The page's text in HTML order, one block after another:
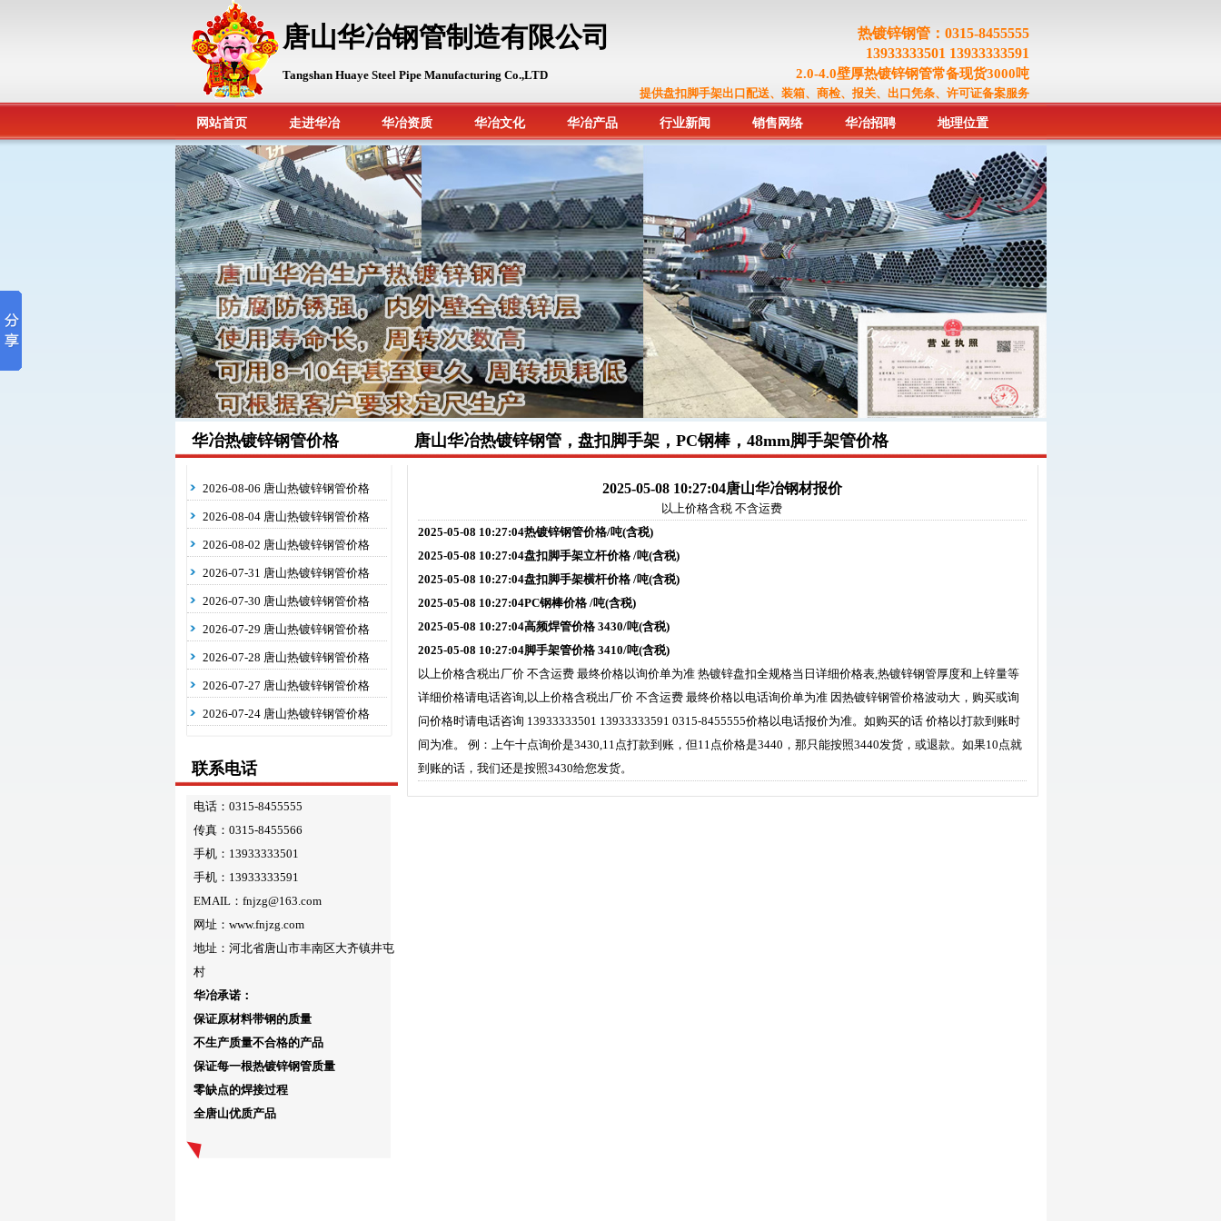
唐山华冶钢管制造有限公司
Tangshan Huaye Steel Pipe Manufacturing Co.,LTD
热镀锌钢管：0315-8455555
13933333501 13933333591
2.0-4.0壁厚热镀锌钢管常备现货3000吨
提供盘扣脚手架出口配送、装箱、商检、报关、出口凭条、许可证备案服务
网站首页 走进华冶 华冶资质 华冶文化 华冶产品 行业新闻 销售网络 华冶招聘 地理位置
华冶热镀锌钢管价格
2026-08-06 唐山热镀锌钢管价格
2026-08-04 唐山热镀锌钢管价格
2026-08-02 唐山热镀锌钢管价格
2026-07-31 唐山热镀锌钢管价格
2026-07-30 唐山热镀锌钢管价格
2026-07-29 唐山热镀锌钢管价格
2026-07-28 唐山热镀锌钢管价格
2026-07-27 唐山热镀锌钢管价格
2026-07-24 唐山热镀锌钢管价格
联系电话
电话：0315-8455555
传真：0315-8455566
手机：13933333501
手机：13933333591
EMAIL：fnjzg@163.com
网址：www.fnjzg.com
地址：河北省唐山市丰南区大齐镇井屯
村
华冶承诺：
保证原材料带钢的质量
不生产质量不合格的产品
保证每一根热镀锌钢管质量
零缺点的焊接过程
全唐山优质产品
唐山华冶热镀锌钢管，盘扣脚手架，PC钢棒，48mm脚手架管价格
2025-05-08 10:27:04唐山华冶钢材报价
以上价格含税 不含运费
2025-05-08 10:27:04热镀锌钢管价格/吨(含税)
2025-05-08 10:27:04盘扣脚手架立杆价格 /吨(含税)
2025-05-08 10:27:04盘扣脚手架横杆价格 /吨(含税)
2025-05-08 10:27:04PC钢棒价格 /吨(含税)
2025-05-08 10:27:04高频焊管价格 3430/吨(含税)
2025-05-08 10:27:04脚手架管价格 3410/吨(含税)
以上价格含税出厂价 不含运费 最终价格以询价单为准 热镀锌盘扣全规格当日详细价格表,热镀锌钢管厚度和上锌量等
详细价格请电话咨询,以上价格含税出厂价 不含运费 最终价格以电话询价单为准 因热镀锌钢管价格波动大，购买或询
问价格时请电话咨询 13933333501 13933333591 0315-8455555价格以电话报价为准。如购买的话 价格以打款到账时
间为准。 例：上午十点询价是3430,11点打款到账，但11点价格是3440，那只能按照3440发货，或退款。如果10点就
到账的话，我们还是按照3430给您发货。